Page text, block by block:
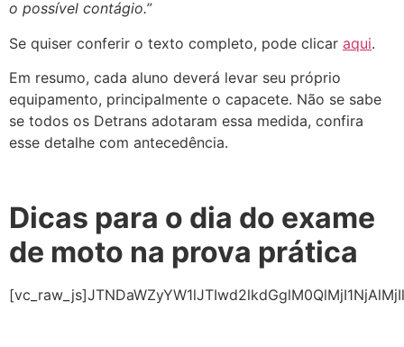
o possível contágio.”
Se quiser conferir o texto completo, pode clicar aqui.
Em resumo, cada aluno deverá levar seu próprio
equipamento, principalmente o capacete. Não se sabe
se todos os Detrans adotaram essa medida, confira
esse detalhe com antecedência.
Dicas para o dia do exame
de moto na prova prática